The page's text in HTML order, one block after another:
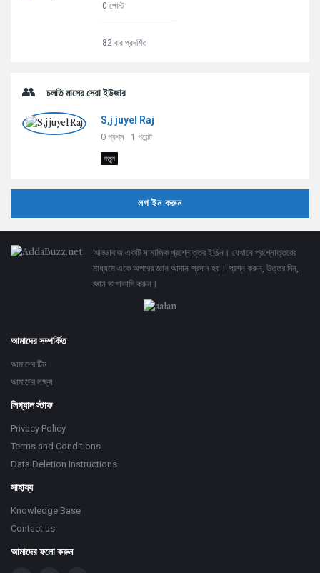
0 পোস্ট
82 বার প্রদর্শিত
চলতি মাসের সেরা ইউজার
S,j juyel Raj
0প্রশ্ন 1 পয়েন্ট
নতুন
লগ ইন করুন
Footer
আড্ডাবাজ একটি সামাজিক প্রশ্নোত্তর ইঞ্জিন। যেখানে প্রশ্নোত্তরের
মাধ্যমে একে অপরের জ্ঞান আদান-প্রদান হয়। প্রশ্ন করুন, উত্তর দিন,
জ্ঞান ভাগাভাগি করুন।
আমাদের সম্পর্কিত
আমাদের টিম
আমাদের লক্ষ্য
লিগ্যাল স্টাফ
Privacy Policy
Terms and Conditions
Data Deletion Instructions
সাহায্য
Knowledge Base
Contact us
আমাদের ফলো করুন